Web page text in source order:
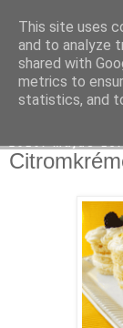
Moha
This site uses
and to analyze
shared with
metrics to
statistics, and